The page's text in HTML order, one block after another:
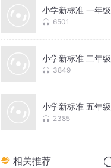
小学新标准 一年级
6501
小学新标准 二年级
3849
小学新标准 五年级
2385
相关推荐